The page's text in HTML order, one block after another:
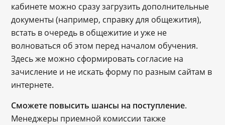
кабинете можно сразу загрузить дополнительные
документы (например, справку для общежития),
встать в очередь в общежитие и уже не
волноваться об этом перед началом обучения.
Здесь же можно сформировать согласие на
зачисление и не искать форму по разным сайтам в
интернете.
Сможете повысить шансы на поступление.
Менеджеры приемной комиссии также